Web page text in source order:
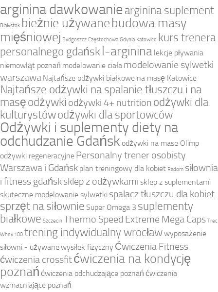
arginina dawkowaniearginina suplement
Białystok bieżnie używanebudowa masy
mięśniowej Bydgoszcz Częstochowa Gdynia Katowice kurs trenera
personalnego gdańsk l-arginina lekcje pływania
niemowląt poznań modelowanie ciała modelowanie sylwetki
warszawa Najtańsze odżywki białkowe na masę Katowice
Najtańsze odżywki na spalanie tłuszczu i na
masęodżywki odżywki 4+ nutrition odżywki dla
kulturystówodżywki dla sportowców
Odżywki i suplementy diety na
odchudzanie Gdańsk odżywki na mase Olimp
odżywki regeneracyjne Personalny trener osobisty
Warszawa i Gdańsk plan treningowy dla kobiet Radom siłownia
i fitness gdańsksklep z odżywkami sklep z suplementami
skuteczne modelowanie sylwetki spalacz tłuszczu dla kobiet
sprzęt na siłownie Super Omega 3 suplementy
białkowe Szczecin Thermo Speed Extreme Mega Caps Trec
Whey 100 trening indywidualny wrocławwyposażenie
siłowni - używanewysiłek fizyczny Ćwiczenia Fitness
ćwiczenia crossfitćwiczenia na kondycję
poznań ćwiczenia odchudzające poznań ćwiczenia
wzmacniające poznań